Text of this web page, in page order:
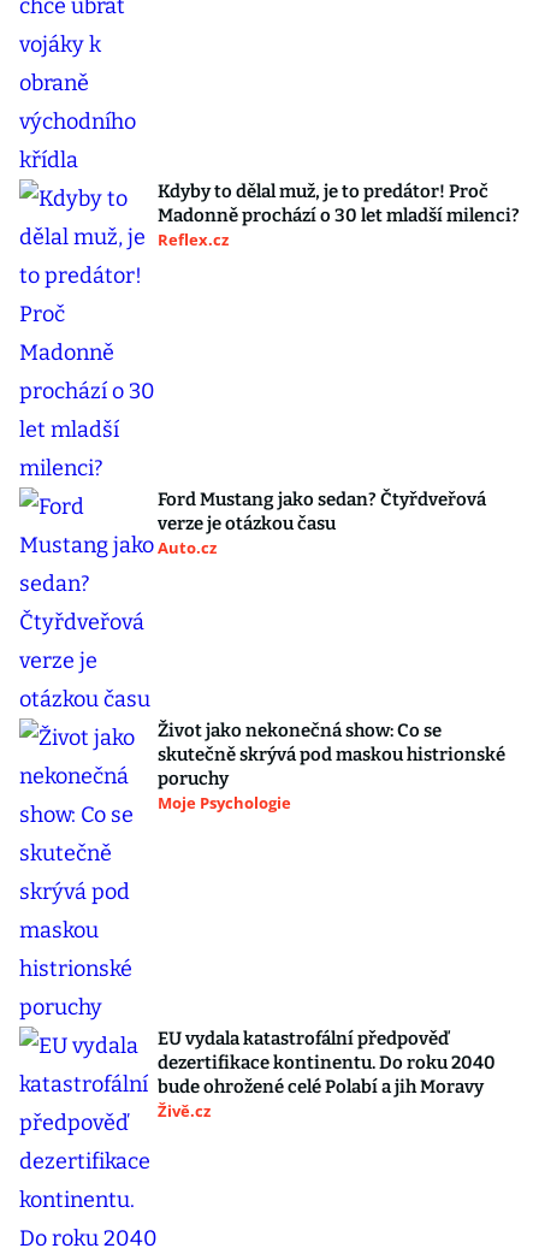
Kdyby to dělal muž, je to predátor! Proč
Madonně prochází o 30 let mladší milenci?
Reflex.cz
Ford Mustang jako sedan? Čtyřdveřová
verze je otázkou času
Auto.cz
Život jako nekonečná show: Co se
skutečně skrývá pod maskou histrionské
poruchy
Moje Psychologie
EU vydala katastrofální předpověď
dezertifikace kontinentu. Do roku 2040
bude ohrožené celé Polabí a jih Moravy
Živě.cz